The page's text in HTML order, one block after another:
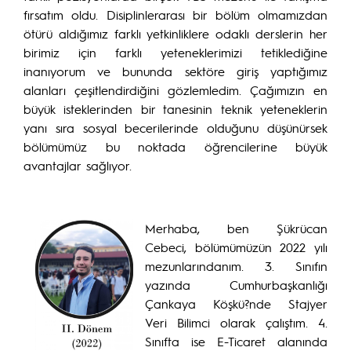
fırsatım oldu. Disiplinlerarası bir bölüm olmamızdan
ötürü aldığımız farklı yetkinliklere odaklı derslerin her
birimiz için farklı yeteneklerimizi tetiklediğine
inanıyorum ve bununda sektöre giriş yaptığımız
alanları çeşitlendirdiğini gözlemledim. Çağımızın en
büyük isteklerinden bir tanesinin teknik yeteneklerin
yanı sıra sosyal becerilerinde olduğunu düşünürsek
bölümümüz bu noktada öğrencilerine büyük
avantajlar sağlıyor.
Merhaba, ben Şükrücan
Cebeci, bölümümüzün 2022 yılı
mezunlarındanım. 3. Sınıfın
yazında Cumhurbaşkanlığı
Çankaya Köşkü?nde Stajyer
Veri Bilimci olarak çalıştım. 4.
Sınıfta ise E-Ticaret alanında